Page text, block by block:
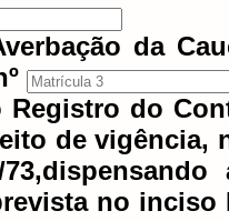
da
Registro do
de vigência,
no inciso